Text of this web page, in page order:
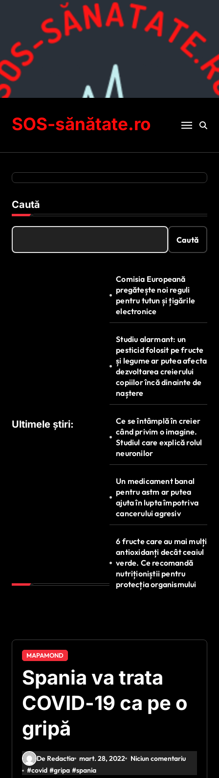
SOS-sănătate.ro
Caută
Caută
Ultimele știri:
Comisia Europeană
pregătește noi reguli
pentru tutun și țigările
electronice
Studiu alarmant: un
pesticid folosit pe fructe
și legume ar putea afecta
dezvoltarea creierului
copiilor încă dinainte de
naștere
Ce se întâmplă în creier
când privim o imagine.
Studiul care explică rolul
neuronilor
Un medicament banal
pentru astm ar putea
ajuta în lupta împotriva
cancerului agresiv
6 fructe care au mai mulți
antioxidanți decât ceaiul
verde. Ce recomandă
nutriționiștii pentru
protecția organismului
MAPAMOND
Spania va trata
COVID-19 ca pe o
gripă
De Redactia mart. 28, 2022
Niciun comentariu
#covid #gripa #spania